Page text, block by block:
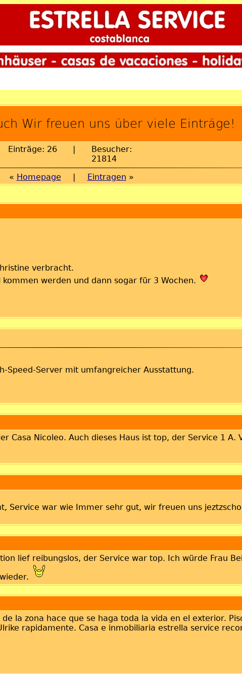
Wir freuen uns über viele Einträge!
Einträge: 26 |
Besucher:
21814
« Homepage | Eintragen »
verbracht.
werden und dann sogar für 3 Wochen.
Speed-Server mit umfangreicher Ausstattung.
Casa Nicoleo. Auch dieses Haus ist top, der Service 1
Service war wie Immer sehr gut, wir freuen uns
lief reibungslos, der Service war top. Ich würde Frau
la zona hace que se haga toda la vida en el exterior.
rapidamente. Casa e inmobiliaria estrella service